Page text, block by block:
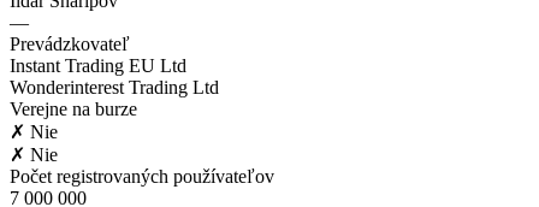
—
Prevádzkovateľ
Instant Trading EU Ltd
Wonderinterest Trading Ltd
Verejne na burze
✗ Nie
✗ Nie
Počet registrovaných používateľov
7 000 000